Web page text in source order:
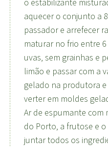
o estabilizante
aquecer o conjunto a
passador e arrefecer
maturar no frio entre
uvas, sem grainhas e
limão e passar com a
gelado na produtora
verter em moldes
Ar de espumante com
do Porto, a frutose e
juntar todos os